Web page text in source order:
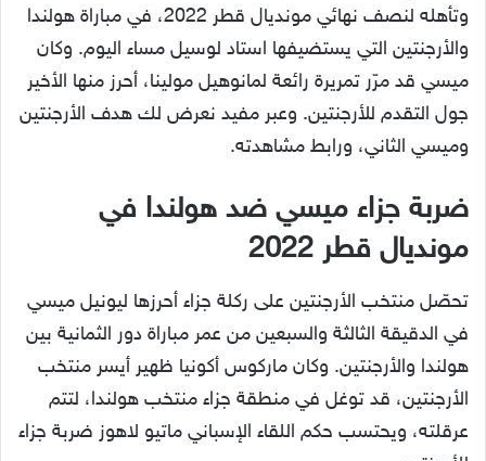
وتأهله لنصف نهائي مونديال قطر 2022، في مباراة هولندا
والأرجنتين التي يستضيفها استاد لوسيل مساء اليوم. وكان
ميسي قد مرّر تمريرة رائعة لمانوهيل مولينا، أحرز منها الأخير
جول التقدم للأرجنتين. وعبر مفيد نعرض لك هدف الأرجنتين
وميسي الثاني، ورابط مشاهدته.
ضربة جزاء ميسي ضد هولندا في
مونديال قطر 2022
تحصّل منتخب الأرجنتين على ركلة جزاء أحرزها ليونيل ميسي
في الدقيقة الثالثة والسبعين من عمر مباراة دور الثمانية بين
هولندا والأرجنتين. وكان ماركوس أكونيا ظهير أيسر منتخب
الأرجنتين، قد توغل في منطقة جزاء منتخب هولندا، لتتم
عرقلته، ويحتسب حكم اللقاء الإسباني ماتيو لاهوز ضربة جزاء